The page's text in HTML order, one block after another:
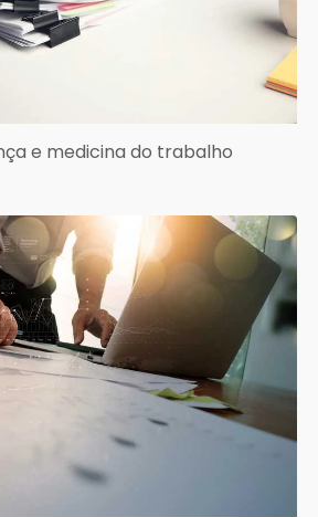
e medicina do trabalho